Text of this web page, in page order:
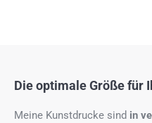
Die optimale Größe für
Meine Kunstdrucke sind in